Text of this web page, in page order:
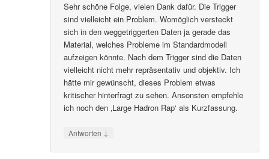
Sehr schöne Folge, vielen Dank dafür. Die Trigger
sind vielleicht ein Problem. Womöglich versteckt
sich in den weggetriggerten Daten ja gerade das
Material, welches Probleme im Standardmodell
aufzeigen könnte. Nach dem Trigger sind die Daten
vielleicht nicht mehr repräsentativ und objektiv. Ich
hätte mir gewünscht, dieses Problem etwas
kritischer hinterfragt zu sehen. Ansonsten empfehle
ich noch den ‚Large Hadron Rap‘ als Kurzfassung.
Antworten ↓